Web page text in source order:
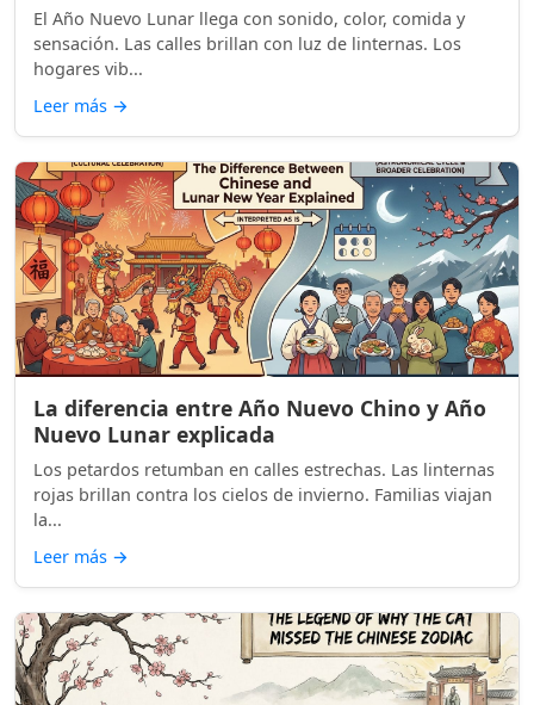
El Año Nuevo Lunar llega con sonido, color, comida y
sensación. Las calles brillan con luz de linternas. Los
hogares vib...
Leer más →
La diferencia entre Año Nuevo Chino y Año
Nuevo Lunar explicada
Los petardos retumban en calles estrechas. Las linternas
rojas brillan contra los cielos de invierno. Familias viajan
la...
Leer más →